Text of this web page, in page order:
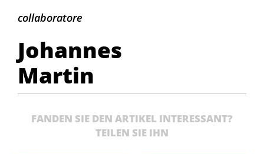
Johannes
Martin
collaboratore
Johannes
Martin
FANDEN SIE DEN ARTIKEL INTERESSANT?
TEILEN SIE IHN